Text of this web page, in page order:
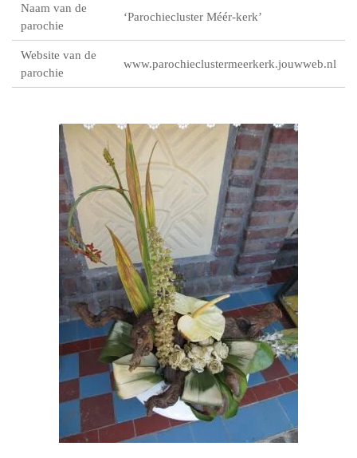
Naam van de
parochie
‘Parochiecluster Méér-kerk’
Website van de
parochie
www.parochieclustermeerkerk.jouwweb.nl